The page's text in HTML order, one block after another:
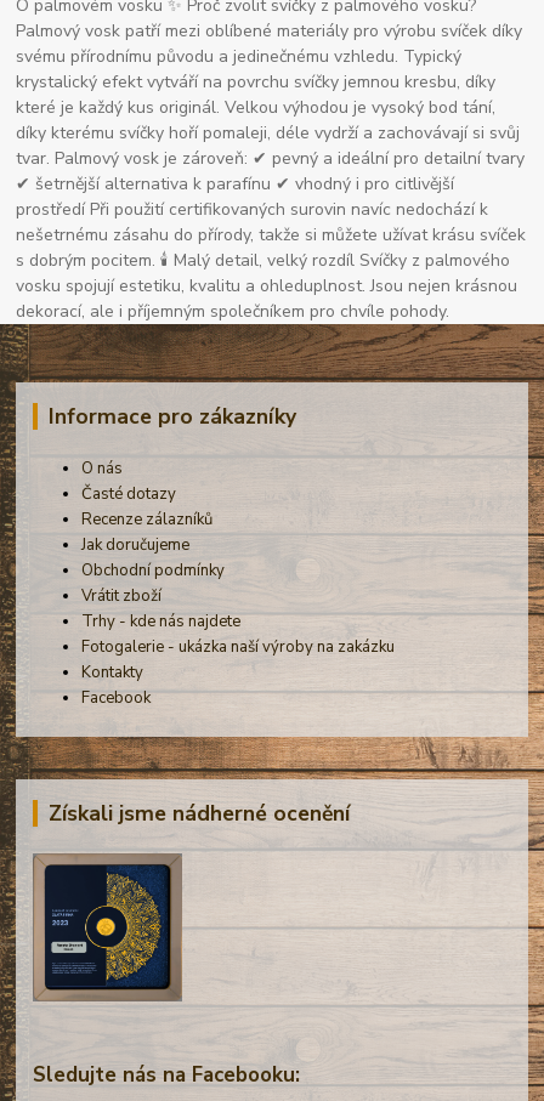
O palmovém vosku ✨ Proč zvolit svíčky z palmového vosku?
Palmový vosk patří mezi oblíbené materiály pro výrobu svíček díky
svému přírodnímu původu a jedinečnému vzhledu. Typický
krystalický efekt vytváří na povrchu svíčky jemnou kresbu, díky
které je každý kus originál. Velkou výhodou je vysoký bod tání,
díky kterému svíčky hoří pomaleji, déle vydrží a zachovávají si svůj
tvar. Palmový vosk je zároveň: ✔ pevný a ideální pro detailní tvary
✔ šetrnější alternativa k parafínu ✔ vhodný i pro citlivější
prostředí Při použití certifikovaných surovin navíc nedochází k
nešetrnému zásahu do přírody, takže si můžete užívat krásu svíček
s dobrým pocitem. 🕯 Malý detail, velký rozdíl Svíčky z palmového
vosku spojují estetiku, kvalitu a ohleduplnost. Jsou nejen krásnou
dekorací, ale i příjemným společníkem pro chvíle pohody.
Informace pro zákazníky
O nás
Časté dotazy
Recenze zálazníků
Jak doručujeme
Obchodní podmínky
Vrátit zboží
Trhy - kde nás najdete
Fotogalerie - ukázka naší výroby na zakázku
Kontakty
Facebook
Získali jsme nádherné ocenění
Sledujte nás na Facebooku: